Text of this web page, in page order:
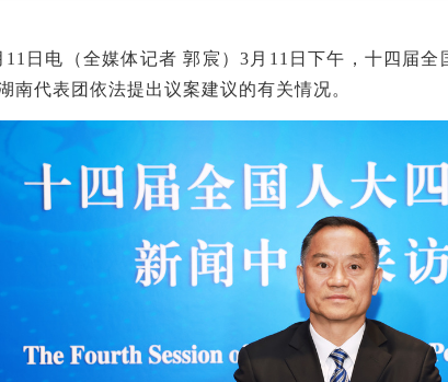
11日电（全媒体记者 郭宸）3月11日下午 ，十四届
南代表团依法提出议案建议的有关情况。